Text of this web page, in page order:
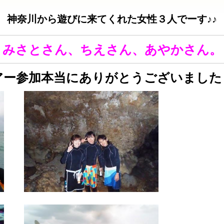
神奈川から遊びに来てくれた女性３人でーす♪♪
みさとさん、ちえさん、あやかさん。
ー参加本当にありがとうございまし